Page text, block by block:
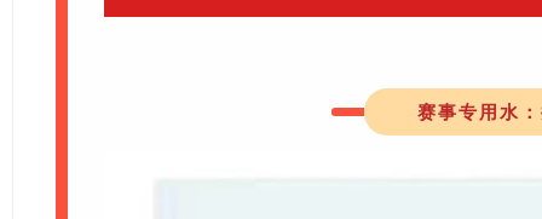
赛事专用水